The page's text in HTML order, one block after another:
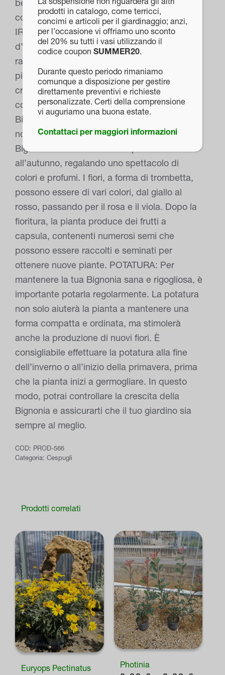
ben drenato e ricco di sostanze organiche,
come il compost o il letame ben maturo.
IRRIGAZIONE È importante evitare i ristagni
d’acqua, che possono causare marciumi
radicali e compromettere la salute della
pianta, pertanto durante la stagione di
crescita, da aprile a settembre, è
consigliabile annaffiare regolarmente la
Bignonia, mantenendo il terreno umido ma
non inzuppato. FIORITURA: La fioritura della
Bignonia avviene in estate e può durare fino
all’autunno, regalando uno spettacolo di
colori e profumi. I fiori, a forma di trombetta,
possono essere di vari colori, dal giallo al
rosso, passando per il rosa e il viola. Dopo la
fioritura, la pianta produce dei frutti a
capsula, contenenti numerosi semi che
possono essere raccolti e seminati per
ottenere nuove piante. POTATURA: Per
mantenere la tua Bignonia sana e rigogliosa, è
importante potarla regolarmente. La potatura
non solo aiuterà la pianta a mantenere una
forma compatta e ordinata, ma stimolerà
anche la produzione di nuovi fiori. È
consigliabile effettuare la potatura alla fine
dell’inverno o all’inizio della primavera, prima
che la pianta inizi a germogliare. In questo
modo, potrai controllare la crescita della
Bignonia e assicurarti che il tuo giardino sia
sempre al meglio.
COD: PROD-566
Categoria: Cespugli
Prodotti correlati
Euryops Pectinatus Photinia
prodotti in catalogo, come terricci,
concimi e articoli per il giardinaggio; anzi,
per l’occasione vi offriamo uno sconto
del 20% su tutti i vasi utilizzando il
codice coupon SUMMER20.
Durante questo periodo rimaniamo
comunque a disposizione per gestire
direttamente preventivi e richieste
personalizzate. Certi della comprensione
vi auguriamo una buona estate.
Contattaci per maggiori informazioni